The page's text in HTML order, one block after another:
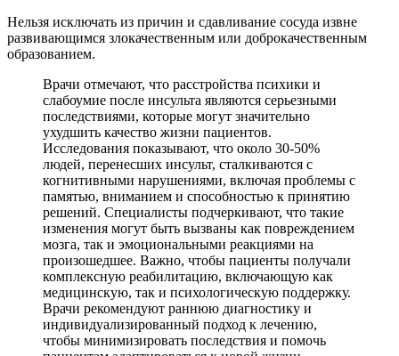
Нельзя исключать из причин и сдавливание сосуда извне
развивающимся злокачественным или доброкачественным
образованием.
Врачи отмечают, что расстройства психики и
слабоумие после инсульта являются серьезными
последствиями, которые могут значительно
ухудшить качество жизни пациентов.
Исследования показывают, что около 30-50%
людей, перенесших инсульт, сталкиваются с
когнитивными нарушениями, включая проблемы с
памятью, вниманием и способностью к принятию
решений. Специалисты подчеркивают, что такие
изменения могут быть вызваны как повреждением
мозга, так и эмоциональными реакциями на
произошедшее. Важно, чтобы пациенты получали
комплексную реабилитацию, включающую как
медицинскую, так и психологическую поддержку.
Врачи рекомендуют раннюю диагностику и
индивидуализированный подход к лечению,
чтобы минимизировать последствия и помочь